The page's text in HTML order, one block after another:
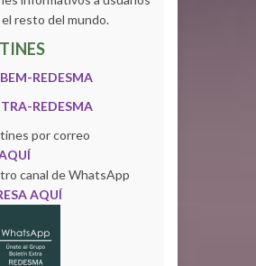
resto del mundo.
REDESMA
REDESMA
por correo
canal de WhatsApp
AQUÍ